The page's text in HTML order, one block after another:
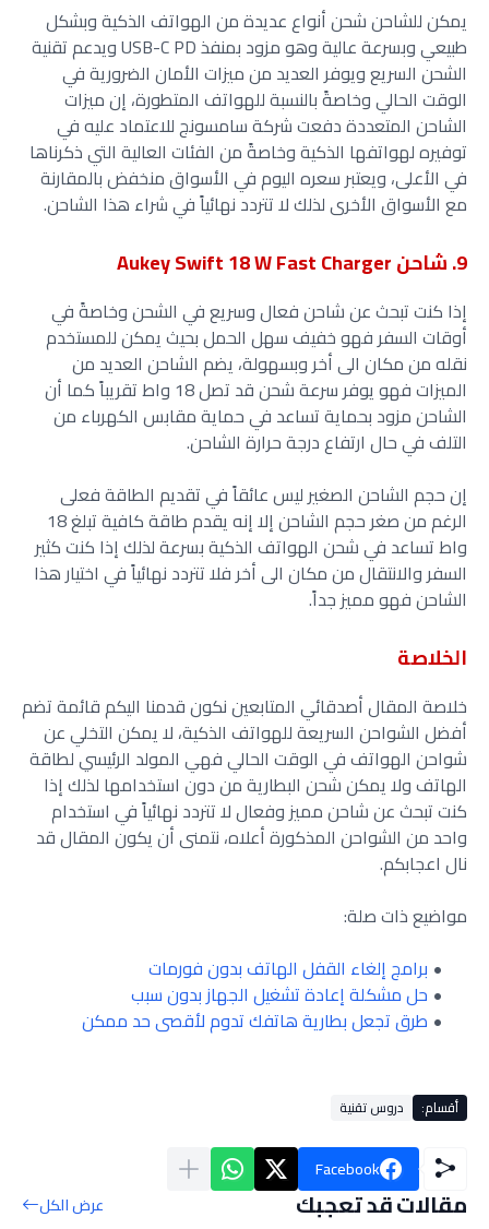
يمكن للشاحن شحن أنواع عديدة من الهواتف الذكية وبشكل
طبيعي وبسرعة عالية وهو مزود بمنفذ USB-C PD ويدعم تقنية
الشحن السريع ويوفر العديد من ميزات الأمان الضرورية في
الوقت الحالي وخاصةً بالنسبة للهواتف المتطورة، إن ميزات
الشاحن المتعددة دفعت شركة سامسونج للاعتماد عليه في
توفيره لهواتفها الذكية وخاصةً من الفئات العالية التي ذكرناها
في الأعلى، ويعتبر سعره اليوم في الأسواق منخفض بالمقارنة
مع الأسواق الأخرى لذلك لا تتردد نهائياً في شراء هذا الشاحن.
9. شاحن Aukey Swift 18 W Fast Charger
إذا كنت تبحث عن شاحن فعال وسريع في الشحن وخاصةً في
أوقات السفر فهو خفيف سهل الحمل بحيث يمكن للمستخدم
نقله من مكان الى أخر وبسهولة، يضم الشاحن العديد من
الميزات فهو يوفر سرعة شحن قد تصل 18 واط تقريباً كما أن
الشاحن مزود بحماية تساعد في حماية مقابس الكهرباء من
التلف في حال ارتفاع درجة حرارة الشاحن.
إن حجم الشاحن الصغير ليس عائقاً في تقديم الطاقة فعلى
الرغم من صغر حجم الشاحن إلا إنه يقدم طاقة كافية تبلغ 18
واط تساعد في شحن الهواتف الذكية بسرعة لذلك إذا كنت كثير
السفر والانتقال من مكان الى أخر فلا تتردد نهائياً في اختيار هذا
الشاحن فهو مميز جداً.
الخلاصة
خلاصة المقال أصدقائي المتابعين نكون قدمنا اليكم قائمة تضم
أفضل الشواحن السريعة للهواتف الذكية، لا يمكن التخلي عن
شواحن الهواتف في الوقت الحالي فهي المولد الرئيسي لطاقة
الهاتف ولا يمكن شحن البطارية من دون استخدامها لذلك إذا
كنت تبحث عن شاحن مميز وفعال لا تتردد نهائياً في استخدام
واحد من الشواحن المذكورة أعلاه، نتمنى أن يكون المقال قد
نال اعجابكم.
مواضيع ذات صلة:
برامج إلغاء القفل الهاتف بدون فورمات
حل مشكلة إعادة تشغيل الجهاز بدون سبب
طرق تجعل بطارية هاتفك تدوم لأقصى حد ممكن
أقسام: دروس تقنية
Facebook
مقالات قد تعجبك عرض الكل